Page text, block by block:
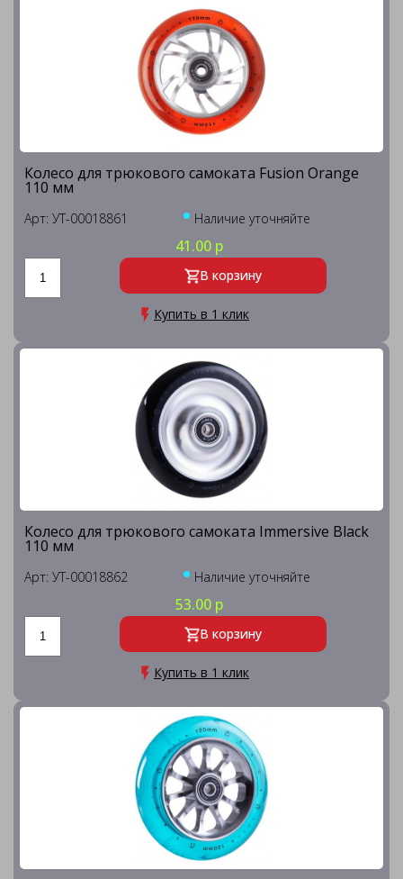
Колесо для трюкового самоката Fusion Orange
110 мм
Арт: УТ-00018861 Наличие уточняйте
41.00 р
В корзину
Купить в 1 клик
Колесо для трюкового самоката Immersive Black
110 мм
Арт: УТ-00018862 Наличие уточняйте
53.00 р
В корзину
Купить в 1 клик